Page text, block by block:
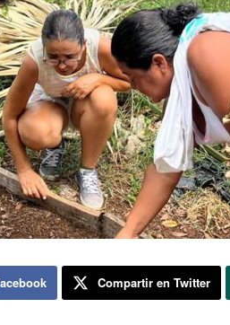
Compartir en Twitter